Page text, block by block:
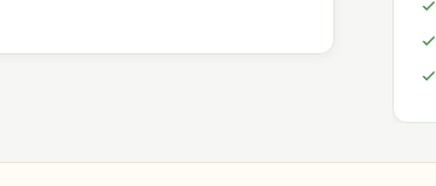
uitstekende prijs-